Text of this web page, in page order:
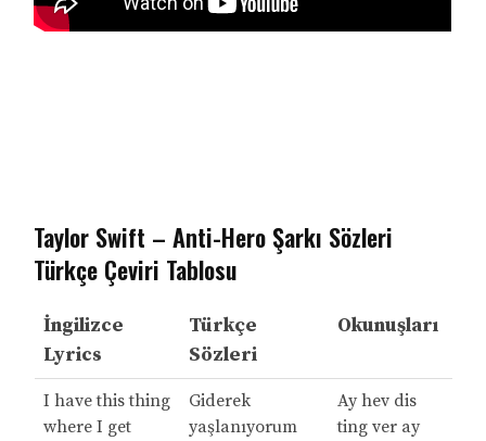
Taylor Swift – Anti-Hero Şarkı Sözleri
Türkçe Çeviri Tablosu
İngilizce
Lyrics
Türkçe
Sözleri
Okunuşları
I have this thing
where I get
Giderek
yaşlanıyorum
Ay hev dis
ting ver ay